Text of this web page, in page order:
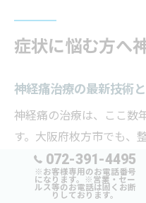
症状に悩む方へ
神経痛治療の最新技術
神経痛の治療は、ここ数
す。大阪府枚方市でも、
中心に、最新の医療技術
す。たとえば、従来の薬
072-391-4495
※お客様専用のお電話番号
になります。※営業・セー
ルス等のお電話は固くお断
りしております。